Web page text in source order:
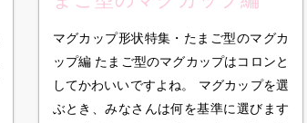
マグカップ形状特集・たまご型のマグカ
ップ編 たまご型のマグカップはコロンと
してかわいいですよね。 マグカップを選
ぶとき、みなさんは何を基準に選びます